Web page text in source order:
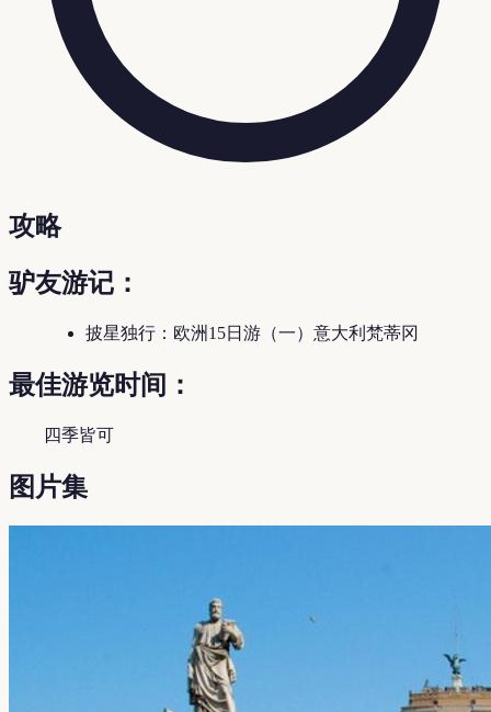
攻略
驴友游记：
披星独行：欧洲15日游（一）意大利梵蒂冈
最佳游览时间：
四季皆可
图片集